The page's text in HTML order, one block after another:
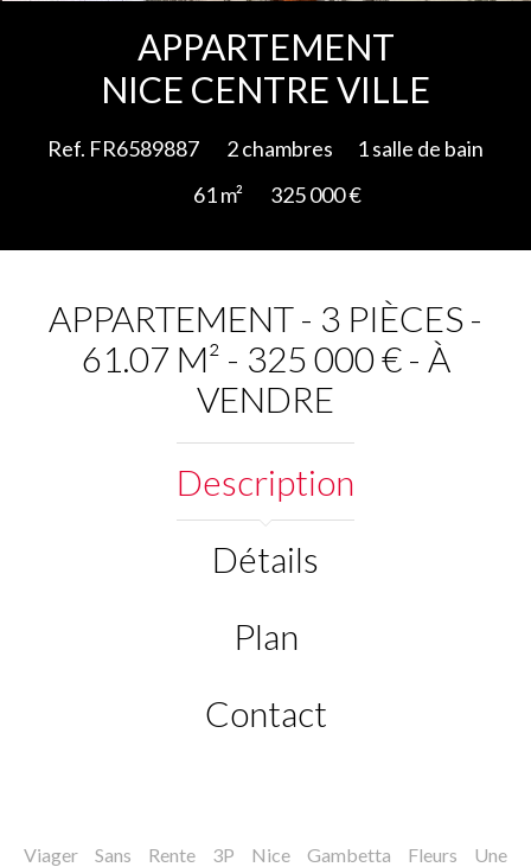
APPARTEMENT
NICE CENTRE VILLE
Ref. FR6589887 2 chambres
1 salle de bain
61 m²
325 000 €
APPARTEMENT - 3 PIÈCES -
61.07 M² - 325 000 € - À
VENDRE
Description
Détails
Plan
Contact
Viager Sans Rente 3P Nice Gambetta Fleurs Une